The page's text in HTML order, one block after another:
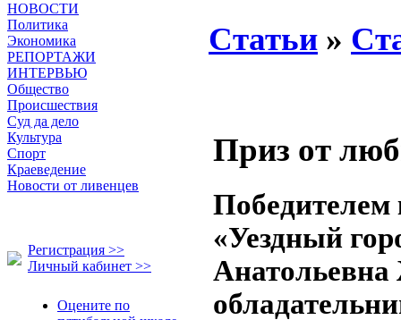
НОВОСТИ
Политика
Экономика
РЕПОРТАЖИ
ИНТЕРВЬЮ
Общество
Происшествия
Суд да дело
Культура
Спорт
Краеведение
Новости от ливенцев
Регистрация >>
Личный кабинет >>
Оцените по
Статьи »
Приз от
Победителем
«Уездный
Анатольевна